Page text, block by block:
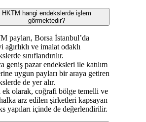
HKTM hangi endekslerde işlem
görmektedir?
payları, Borsa İstanbul’da
ağırlıklı ve imalat odaklı
sınıflandırılır.
geniş pazar endeksleri ile katılım
uygun payları bir araya getiren
de yer alır.
ek olarak, coğrafi bölge temelli ve
arz edilen şirketleri kapsayan
yapıları içinde de değerlendirilir.